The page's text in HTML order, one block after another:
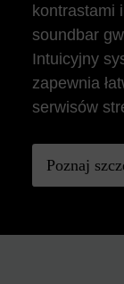
kontrastami
soundbar
Intuicyjny
zapewnia
serwisów
Poznaj